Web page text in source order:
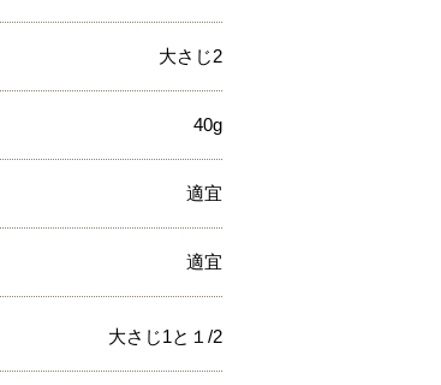
大さじ2
40g
適宜
適宜
大さじ1と１/2